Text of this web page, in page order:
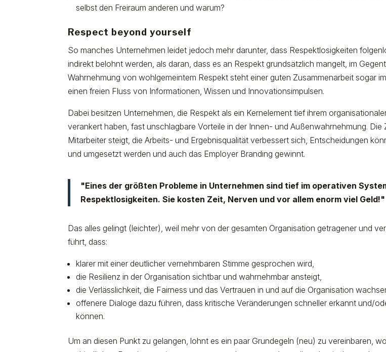
selbst den Freiraum anderen und warum?
Respect beyond yourself
So manches Unternehmen leidet jedoch mehr darunter, dass Respektlosigkeiten
indirekt belohnt werden, als daran, dass es an Respekt grundsätzlich mangelt, im
Wahrnehmung von wohlgemeintem Respekt steht einer guten Zusammenarbeit sogar
einen freien Fluss von Informationen, Wissen und Innovationsimpulsen.
Dabei besitzen Unternehmen, die Respekt als ein Kernelement tief ihrem
verankert haben, fast unschlagbare Vorteile in der Innen- und Außenwahrnehmung. Die
Mitarbeiter steigt, die Arbeits- und Ergebnisqualität verbessert sich, Entscheidungen
und umgesetzt werden und auch das Employer Branding gewinnt.
"Eines der größten Probleme in Unternehmen sind tief im operativen
Respektlosigkeiten. Sie kosten Zeit, Nerven und vor allem enorm viel Geld!"
Das alles gelingt (leichter), weil mehr von der gesamten Organisation getragener und
führt, dass:
klarer mit einer deutlicher vernehmbaren Stimme gesprochen wird,
die Resilienz in der Organisation sichtbar und wahrnehmbar ansteigt,
die Verlässlichkeit, die Fairness und das Vertrauen in und auf die Organisation
offenere Dialoge dazu führen, dass kritische Veränderungen schneller erkannt und/
können.
Um an diesen Punkt zu gelangen, lohnt es ein paar Grundegeln (neu) zu vereinbaren,